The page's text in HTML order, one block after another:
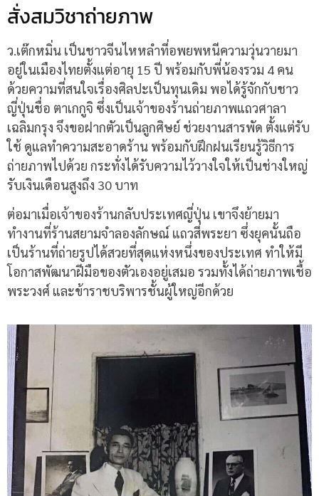
สั่งสมวิชาถ่ายภาพ
ว.เต๊กหมิ่น เป็นชาวจีนไหหลำที่อพยพหนีความวุ่นวายมา
อยู่ในเมืองไทยตั้งแต่อายุ 15 ปี พร้อมกับพี่น้องรวม 4 คน
ด้วยความที่สนใจเรื่องศิลปะเป็นทุนเดิม พอได้รู้จักกับชาว
ญี่ปุ่นชื่อ ตาเกกูจิ ซึ่งเป็นเจ้าของร้านถ่ายภาพแถวศาลา
เฉลิมกรุง จึงขอฝากตัวเป็นลูกศิษย์ ช่วยงานสารพัด ตั้งแต่รับ
ใช้ ดูแลทำความสะอาดร้าน พร้อมกับฝึกฝนเรียนรู้วิธีการ
ถ่ายภาพไปด้วย กระทั่งได้รับความไว้วางใจให้เป็นช่างใหญ่
รับเงินเดือนสูงถึง 30 บาท
ต่อมาเมื่อเจ้าของร้านกลับประเทศญี่ปุ่น เขาจึงย้ายมา
ทำงานที่ร้านสยามจำลองลักษณ์ แถวสี่พระยา ซึ่งยุคนั้นถือ
เป็นร้านที่ถ่ายรูปได้สวยที่สุดแห่งหนึ่งของประเทศ ทำให้มี
โอกาสพัฒนาฝีมือของตัวเองอยู่เสมอ รวมทั้งได้ถ่ายภาพเชื้อ
พระวงศ์ และข้าราชบริพารชั้นผู้ใหญ่อีกด้วย